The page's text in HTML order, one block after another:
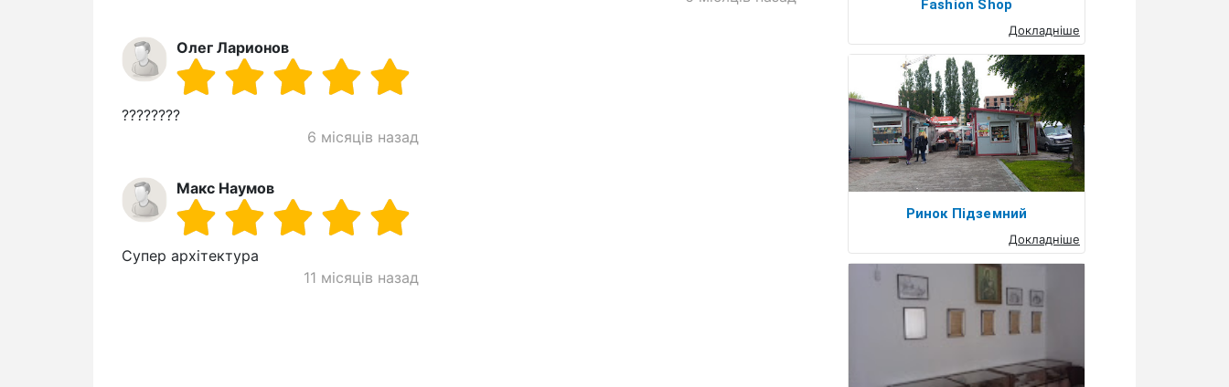
Олег Ларионов
????????
6 місяців назад
Макс Наумов
Супер архітектура
11 місяців назад
Fashion Shop
Докладніше
Ринок Підземний
Докладніше